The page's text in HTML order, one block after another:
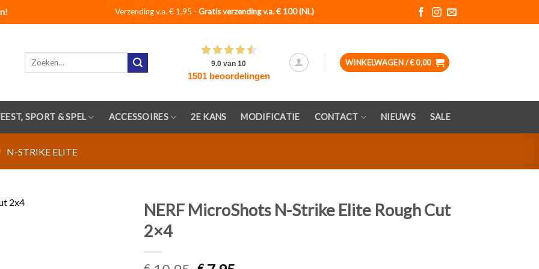
Verzending v.a. € 1,95 - Gratis verzending v.a. € 100 (NL)
Zoeken
WINKELWAGEN /€0,00
SPORT & SPEL ACCESSOIRES 2E KANS MODIFICATIE CONTACT NIEUWS SALE
N-STRIKE ELITE
NERF MicroShots N-Strike Elite Rough Cut
2×4